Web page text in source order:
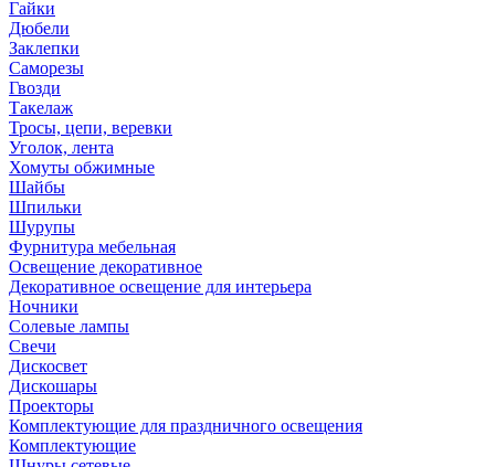
Гайки
Дюбели
Заклепки
Саморезы
Гвозди
Такелаж
Тросы, цепи, веревки
Уголок, лента
Хомуты обжимные
Шайбы
Шпильки
Шурупы
Фурнитура мебельная
Освещение декоративное
Декоративное освещение для интерьера
Ночники
Солевые лампы
Свечи
Дискосвет
Дискошары
Проекторы
Комплектующие для праздничного освещения
Комплектующие